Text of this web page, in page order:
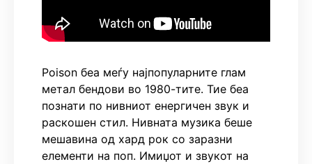
Poison беа меѓу најпопуларните глам
метал бендови во 1980-тите. Тие беа
познати по нивниот енергичен звук и
раскошен стил. Нивната музика беше
мешавина од хард рок со заразни
елементи на поп. Имиџот и звукот на